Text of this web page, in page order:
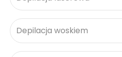
Depilacja woskiem